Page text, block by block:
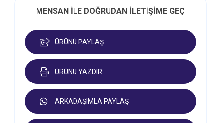
MENSAN İLE DOĞRUDAN İLETİŞİME GEÇ
ÜRÜNÜ PAYLAŞ
ÜRÜNÜ YAZDIR
ARKADAŞIMLA PAYLAŞ